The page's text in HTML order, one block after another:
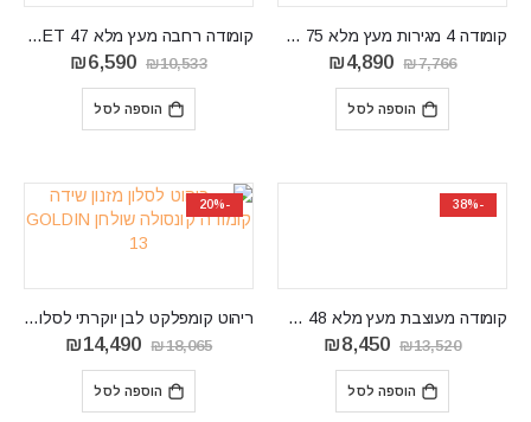
קומודה 4 מגירות מעץ מלא VELVET 75
₪7,766
המחיר
היה:
₪7,766.
₪4,890
הוספה לסל
קומודה רחבה מעץ מלא VELVET 47
₪10,533
המחיר
היה:
₪10,533.
₪6,590
המחיר
הוספה לסל
-38%
קומודה מעוצבת מעץ מלא VELVET 48
₪13,520
המחיר
היה:
₪13,520.
₪8,450
המחיר
הוספה לסל
-20%
ריהוט קומפלקט לבן יוקרתי לסלון דגם GOLDIN 13
₪18,065
המחיר
היה:
₪18,065.
₪14,490
הוספה לסל